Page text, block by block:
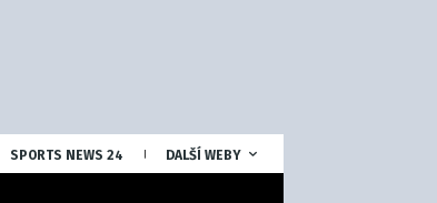
SPORTS NEWS 24 DALŠÍ WEBY